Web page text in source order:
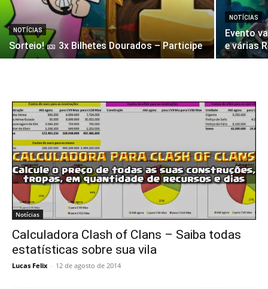
NOTÍCIAS
Sorteio! 🎫 3x Bilhetes Dourados – Participe
NOTÍCIAS
Evento
e várias
Notícias
Calculadora Clash of Clans – Saiba todas
estatísticas sobre sua vila
Lucas Felix - 12 de agosto de 2014